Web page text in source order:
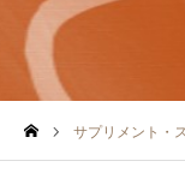
サプリメント・
診療案内
予約ご希望の方へ
お知らせ